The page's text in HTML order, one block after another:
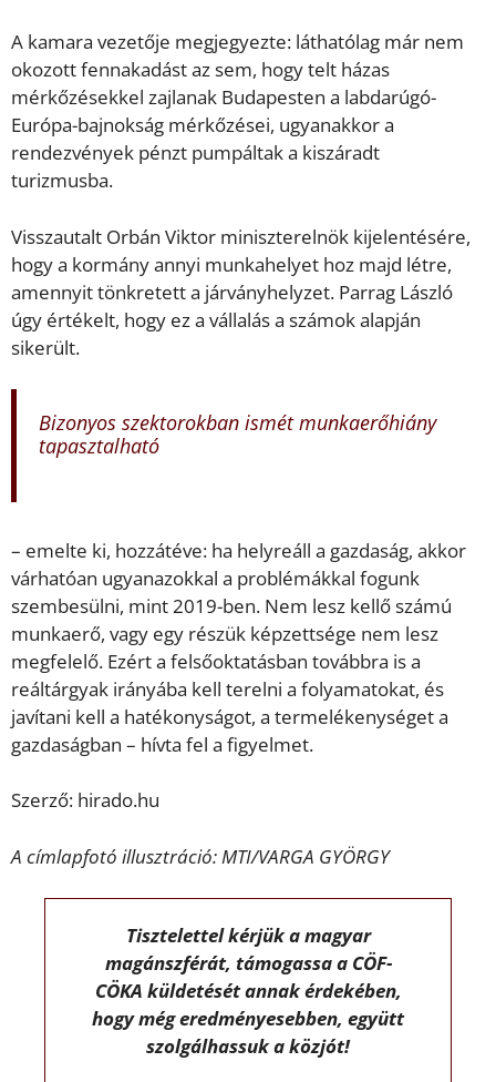
A kamara vezetője megjegyezte: láthatólag már nem
okozott fennakadást az sem, hogy telt házas
mérkőzésekkel zajlanak Budapesten a labdarúgó-
Európa-bajnokság mérkőzései, ugyanakkor a
rendezvények pénzt pumpáltak a kiszáradt
turizmusba.
Visszautalt Orbán Viktor miniszterelnök kijelentésére,
hogy a kormány annyi munkahelyet hoz majd létre,
amennyit tönkretett a járványhelyzet. Parrag László
úgy értékelt, hogy ez a vállalás a számok alapján
sikerült.
Bizonyos szektorokban ismét munkaerőhiány
tapasztalható
– emelte ki, hozzátéve: ha helyreáll a gazdaság, akkor
várhatóan ugyanazokkal a problémákkal fogunk
szembesülni, mint 2019-ben. Nem lesz kellő számú
munkaerő, vagy egy részük képzettsége nem lesz
megfelelő. Ezért a felsőoktatásban továbbra is a
reáltárgyak irányába kell terelni a folyamatokat, és
javítani kell a hatékonyságot, a termelékenységet a
gazdaságban – hívta fel a figyelmet.
Szerző: hirado.hu
A címlapfotó illusztráció: MTI/VARGA GYÖRGY
Tisztelettel kérjük a magyar
magánszférát, támogassa a CÖF-
CÖKA küldetését annak érdekében,
hogy még eredményesebben, együtt
szolgálhassuk a közjót!